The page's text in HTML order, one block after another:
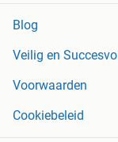
Blog
Veilig en Succesvol
Voorwaarden
Cookiebeleid